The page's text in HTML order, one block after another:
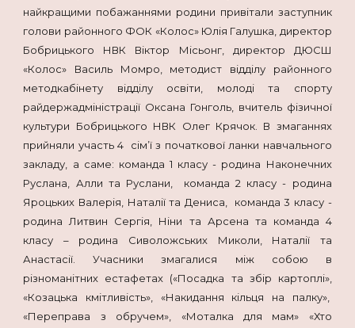
найкращими побажаннями родини привітали заступник
голови районного ФОК «Колос» Юлія Галушка, директор
Бобрицького НВК Віктор Місьонг, директор ДЮСШ
«Колос» Василь Момро, методист відділу районного
методкабінету відділу освіти, молоді та спорту
райдержадміністрації Оксана Гонголь, вчитель фізичної
культури Бобрицького НВК Олег Крячок. В змаганнях
прийняли участь 4 сім’ї з початкової ланки навчального
закладу, а саме: команда 1 класу - родина Наконечних
Руслана, Алли та Руслани, команда 2 класу - родина
Яроцьких Валерія, Наталії та Дениса, команда 3 класу -
родина Литвин Сергія, Ніни та Арсена та команда 4
класу – родина Сиволожських Миколи, Наталії та
Анастасії. Учасники змагалися між собою в
різноманітних естафетах («Посадка та збір картоплі»,
«Козацька кмітливість», «Накидання кільця на палку»,
«Переправа з обручем», «Моталка для мам» «Хто